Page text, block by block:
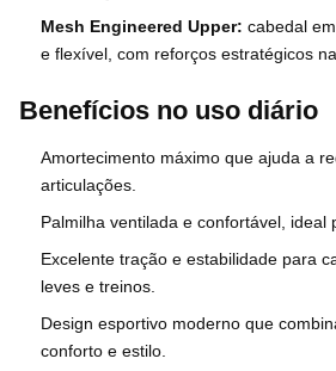
Mesh Engineered Upper: cabedal
e flexível, com reforços estratégicos
Benefícios no uso diário
Amortecimento máximo que ajuda a
articulações.
Palmilha ventilada e confortável, ideal
Excelente tração e estabilidade para
leves e treinos.
Design esportivo moderno que
conforto e estilo.